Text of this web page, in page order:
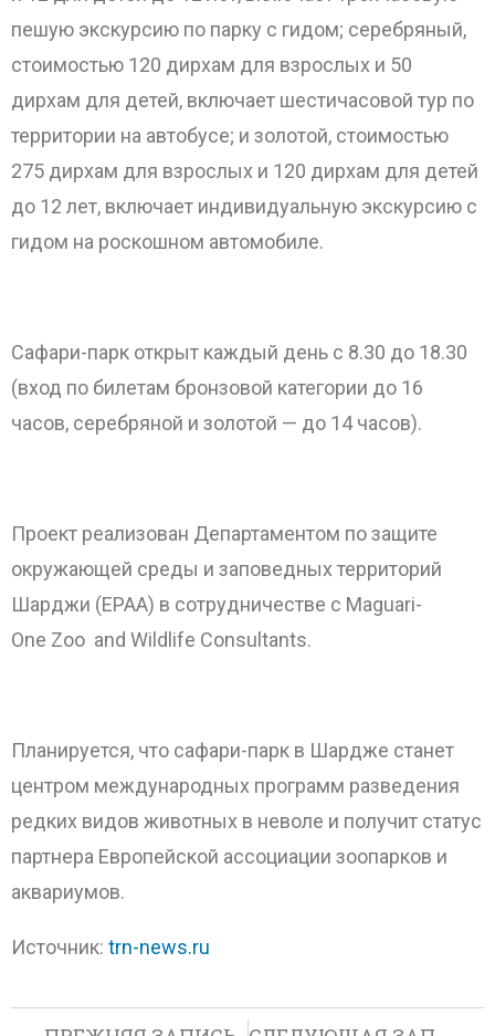
пешую экскурсию по парку с гидом; серебряный,
стоимостью 120 дирхам для взрослых и 50
дирхам для детей, включает шестичасовой тур по
территории на автобусе; и золотой, стоимостью
275 дирхам для взрослых и 120 дирхам для детей
до 12 лет, включает индивидуальную экскурсию с
гидом на роскошном автомобиле.
Сафари-парк открыт каждый день с 8.30 до 18.30
(вход по билетам бронзовой категории до 16
часов, серебряной и золотой — до 14 часов).
Проект реализован Департаментом по защите
окружающей среды и заповедных территорий
Шарджи (EPAA) в сотрудничестве с Maguari-
One Zoo and Wildlife Consultants.
Планируется, что сафари-парк в Шардже станет
центром международных программ разведения
редких видов животных в неволе и получит статус
партнера Европейской ассоциации зоопарков и
аквариумов.
Источник: trn-news.ru